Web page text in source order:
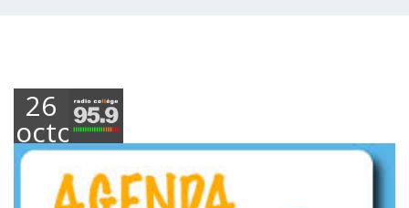
26
octobre
2020